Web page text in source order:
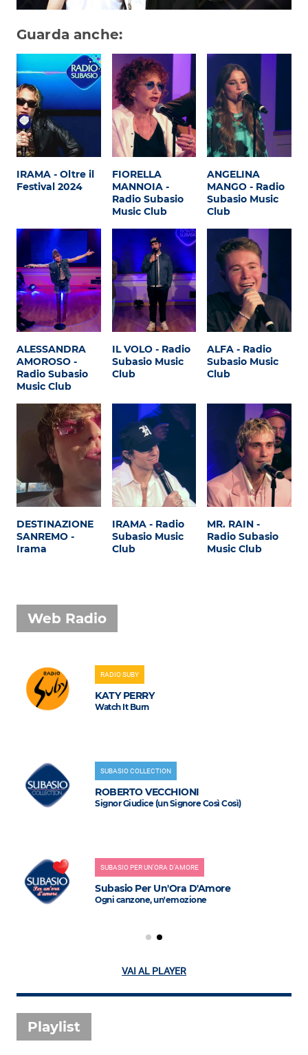
Guarda anche:
IRAMA - Oltre il
Festival 2024
FIORELLA
MANNOIA -
Radio Subasio
Music Club
ANGELINA
MANGO - Radio
Subasio Music
Club
ALESSANDRA
AMOROSO -
Radio Subasio
Music Club
IL VOLO - Radio
Subasio Music
Club
ALFA - Radio
Subasio Music
Club
DESTINAZIONE
SANREMO -
Irama
IRAMA - Radio
Subasio Music
Club
MR. RAIN -
Radio Subasio
Music Club
Web Radio
RADIO SUBY
KATY PERRY
Watch It Burn
SUBASIO COLLECTION
ROBERTO VECCHIONI
Signor Giudice (un Signore Così Così)
SUBASIO PER UN'ORA D'AMORE
Subasio Per Un'Ora D'Amore
Ogni canzone, un'emozione
VAI AL PLAYER
Playlist